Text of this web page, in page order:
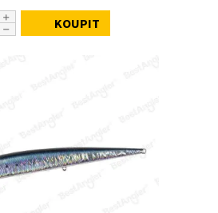
KOUPIT